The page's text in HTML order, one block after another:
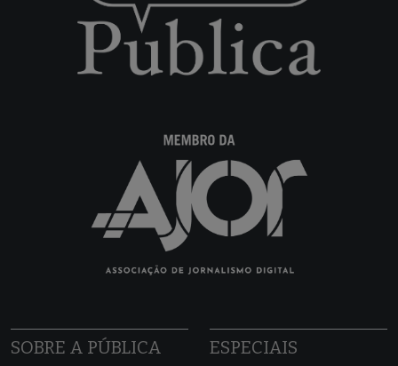
SOBRE A PÚBLICA ESPECIAIS